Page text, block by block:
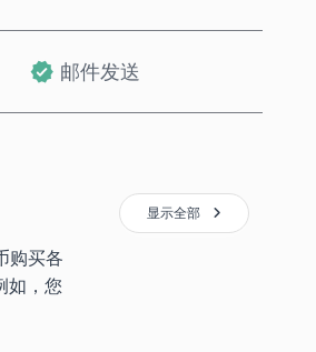
邮件发送
购买各
如，您
显示全部